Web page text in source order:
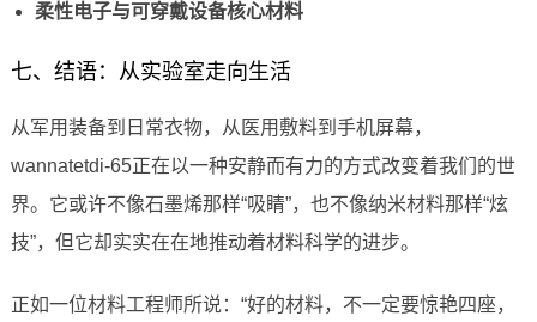
柔性电子与可穿戴设备核心材料
七、结语：从实验室走向生活
从军用装备到日常衣物，从医用敷料到手机屏幕，
wannatetdi-65正在以一种安静而有力的方式改变着我们的世
界。它或许不像石墨烯那样“吸睛”，也不像纳米材料那样“炫
技”，但它却实实在在地推动着材料科学的进步。
正如一位材料工程师所说：“好的材料，不一定要惊艳四座，